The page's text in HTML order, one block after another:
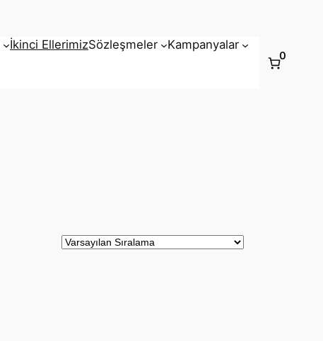
İkinci EllerimizSözleşmeler
Kampanyalar
0